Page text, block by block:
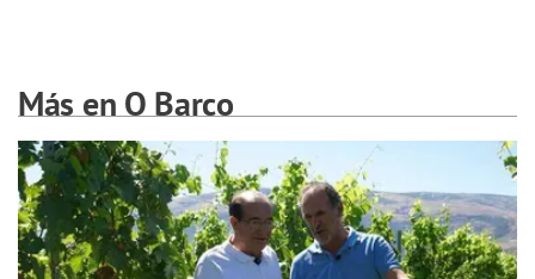
Más en O Barco